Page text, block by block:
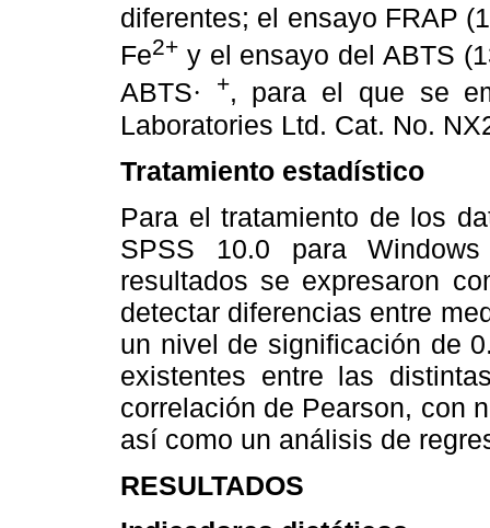
diferentes; el ensayo FRAP
Fe2+ y el ensayo del ABTS
ABTS· +, para el que se
Laboratories Ltd. Cat. No.
Tratamiento estadístico
Para el tratamiento de los
SPSS 10.0 para
resultados se expresaron
detectar diferencias entre
un nivel de significación de
existentes entre las
correlación de Pearson, con
así como un análisis de
RESULTADOS